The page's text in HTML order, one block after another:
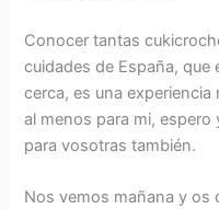
Conocer tantas
cuidades de España,
cerca, es una
al menos para mi,
para vosotras también.
Nos vemos mañana y os